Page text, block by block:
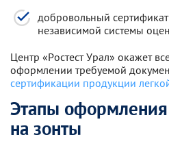
добровольный
независимой системы
Центр «Ростест Урал» окажет
оформлении требуемой
сертификации продукции
Этапы
на зонты